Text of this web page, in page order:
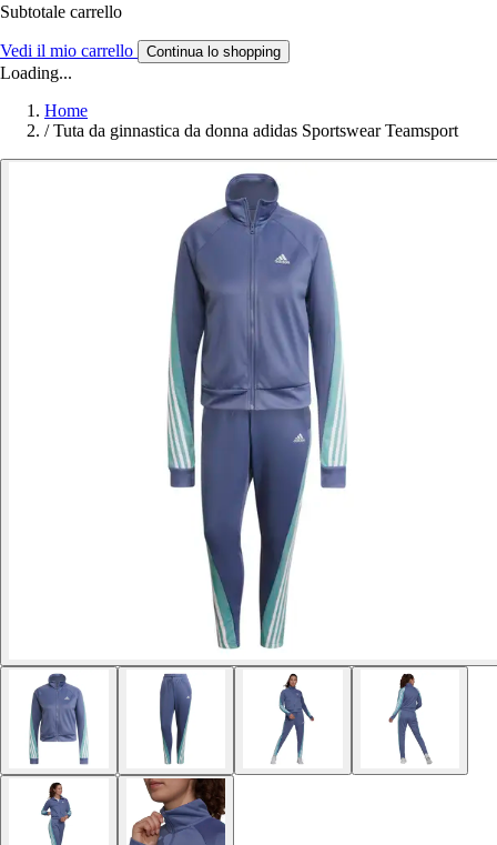
Subtotale carrello
Vedi il mio carrello Continua lo shopping
Loading...
Home
/ Tuta da ginnastica da donna adidas Sportswear Teamsport